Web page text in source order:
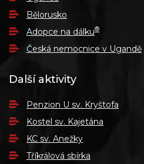
Bělorusko
Adopce na dálku®
Česká nemocnice v Ugandě
Další aktivity
Penzion U sv. Kryštofa
Kostel sv. Kajetána
KC sv. Anežky
Tříkrálová sbírka